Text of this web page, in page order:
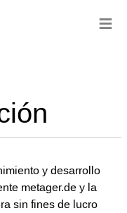
y desarrollo
metager.de y la
sin fines de lucro
≡